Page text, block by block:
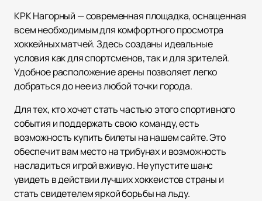
КРК Нагорный — современная площадка, оснащенная
всем необходимым для комфортного просмотра
хоккейных матчей. Здесь созданы идеальные
условия как для спортсменов, так и для зрителей.
Удобное расположение арены позволяет легко
добраться до нее из любой точки города.
Для тех, кто хочет стать частью этого спортивного
события и поддержать свою команду, есть
возможность купить билеты на нашем сайте. Это
обеспечит вам место на трибунах и возможность
насладиться игрой вживую. Не упустите шанс
увидеть в действии лучших хоккеистов страны и
стать свидетелем яркой борьбы на льду.